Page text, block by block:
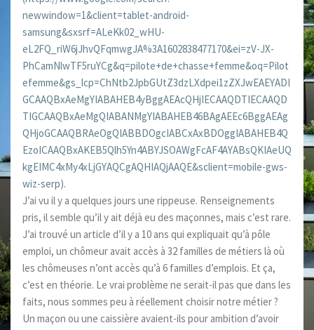
newwindow=1&client=tablet-android-
samsung&sxsrf=ALeKk02_wHU-
eL2FQ_riW6jJhvQFqmwgJA%3A1602838477170&ei=zV-JX-
PhCamNlwTF5ruYCg&q=pilote+de+chasse+femme&oq=Pilot
efemme&gs_lcp=ChNtb2JpbGUtZ3dzLXdpei1zZXJwEAEYADI
GCAAQBxAeMgYIABAHEB4yBggAEAcQHjIECAAQDTIECAAQD
TIGCAAQBxAeMgQIABANMgYIABAHEB46BAgAEEc6BggAEAg
QHjoGCAAQBRAeOgQIABBDOgcIABCxAxBDOggIABAHEB4Q
EzoICAAQBxAKEB5Qlh5Yn4ABYJSOAWgFcAF4AYABsQKIAeUQ
kgEIMC4xMy4xLjGYAQCgAQHIAQjAAQE&sclient=mobile-gws-
wiz-serp).
J’ai vu il y a quelques jours une rippeuse. Renseignements
pris, il semble qu’il y ait déjà eu des maçonnes, mais c’est rare.
J’ai trouvé un article d’il y a 10 ans qui expliquait qu’à pôle
emploi, un chômeur avait accès à 32 familles de métiers là où
les chômeuses n’ont accès qu’à 6 familles d’emplois. Et ça,
c’est en théorie. Le vrai problème ne serait-il pas que dans les
faits, nous sommes peu à réellement choisir notre métier ?
Un maçon ou une caissière avaient-ils pour ambition d’avoir